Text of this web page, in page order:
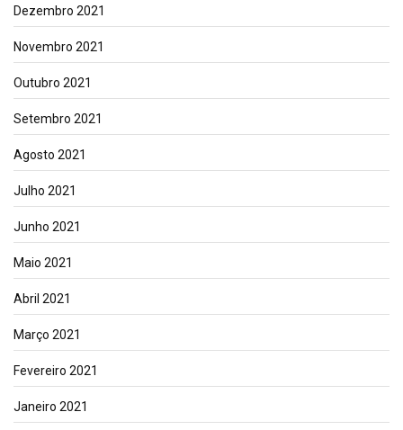
Dezembro 2021
Novembro 2021
Outubro 2021
Setembro 2021
Agosto 2021
Julho 2021
Junho 2021
Maio 2021
Abril 2021
Março 2021
Fevereiro 2021
Janeiro 2021